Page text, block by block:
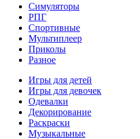
Симуляторы
РПГ
Спортивные
Мультиплеер
Приколы
Разное
Игры для детей
Игры для девочек
Одевалки
Декорирование
Раскраски
Музыкальные